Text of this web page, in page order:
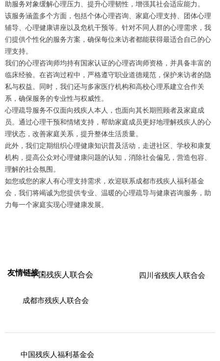
助服务对象缓解心理压力、提升心理韧性，增强其社会适应能力。
该服务涵盖多个方面，包括个体心理咨询、家庭心理支持、团体心理
辅导、心理健康讲座以及危机干预等。针对不同人群的心理需求，我
们提供个性化的服务方案，确保每位来访者都能获得最适合自己的心
理支持。
我们的心理咨询师均持有国家认证的心理咨询师资格，并具备丰富的
临床经验。在咨询过程中，严格遵守职业道德规范，保护来访者的隐
私与权益。同时，我们还与多家医疗机构和高校心理系建立合作关
系，确保服务的专业性与权威性。
心理疏导服务不仅面向残疾人本人，也面向其长期照顾者及家庭成
员。通过心理干预和情绪支持，帮助家庭成员更好地理解残疾人的心
理状态，改善家庭关系，提升整体生活质量。
此外，我们定期组织心理健康知识普及活动，走进社区、学校和康复
机构，提高公众对心理健康问题的认知，消除社会偏见，营造包容、
理解的社会氛围。
如您或您的家人有心理支持需求，欢迎联系成都市残疾人福利基金
会，我们将竭诚为您提供专业、温暖的心理疏导与健康咨询服务，助
力每一个家庭实现心理健康发展。
中国残疾人联合会 四川省残疾人联合会
成都市残疾人联合会
友情链接：
中国残疾人福利基金会